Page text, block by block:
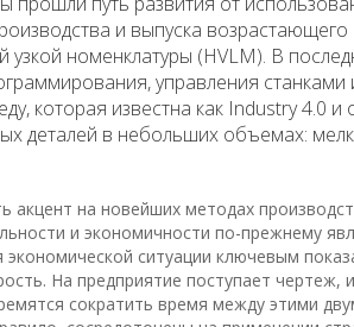
и выпуска
узкой номенклатуры (HVLM). В
управления станками
которая известна как Industry 4.0
деталей в небольших объемах:
акцент на новейших методах
и экономичности по-прежнему
ситуации ключевым
На предприятие поступает чертеж,
сократить время между этими